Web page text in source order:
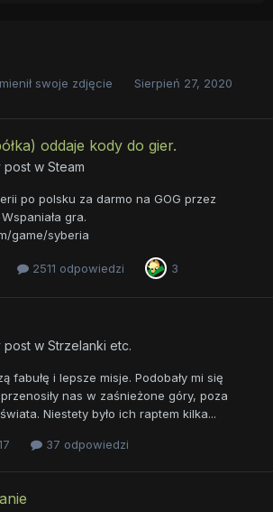
swoje zdjęcie Sierpień 27, 2020
oddaje kody do gier.
post w Steam
po polsku za darmo na GOG przez
gra.
game/syberia
2511 odpowiedzi 3
post w Strzelanki etc.
fabułę i lepsze misje. Podobały mi się
nas w zaśnieżone góry, poza
Niestety było ich raptem kilka...
37 odpowiedzi